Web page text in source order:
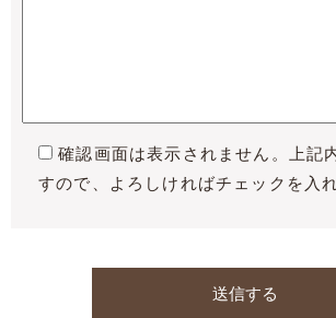
確認画面は表示されません。上記
すので、よろしければチェックを入